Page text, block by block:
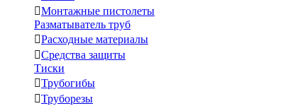
Монтажные пистолеты
Разматыватель труб
Расходные материалы
Средства защиты
Тиски
Трубогибы
Труборезы